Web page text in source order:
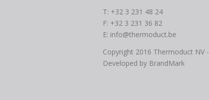
T: +32 3 231 48 24
F: +32 3 231 36 82
E: info@thermoduct.be
Copyright 2016 Thermoduct NV -
Developed by BrandMark